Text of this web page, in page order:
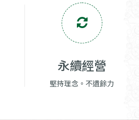
永續經營
堅持理念。不遺餘力